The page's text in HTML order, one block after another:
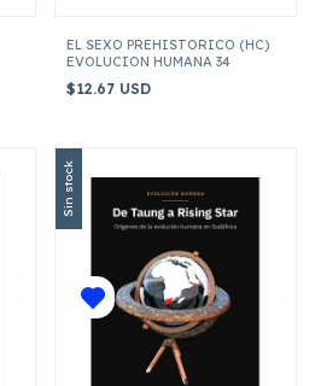
EL SEXO PREHISTORICO (HC)
EVOLUCION HUMANA 34
$12.67 USD
Sin stock